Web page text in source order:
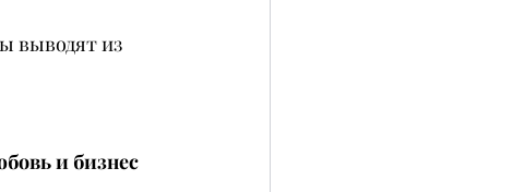
выводят из
и бизнес